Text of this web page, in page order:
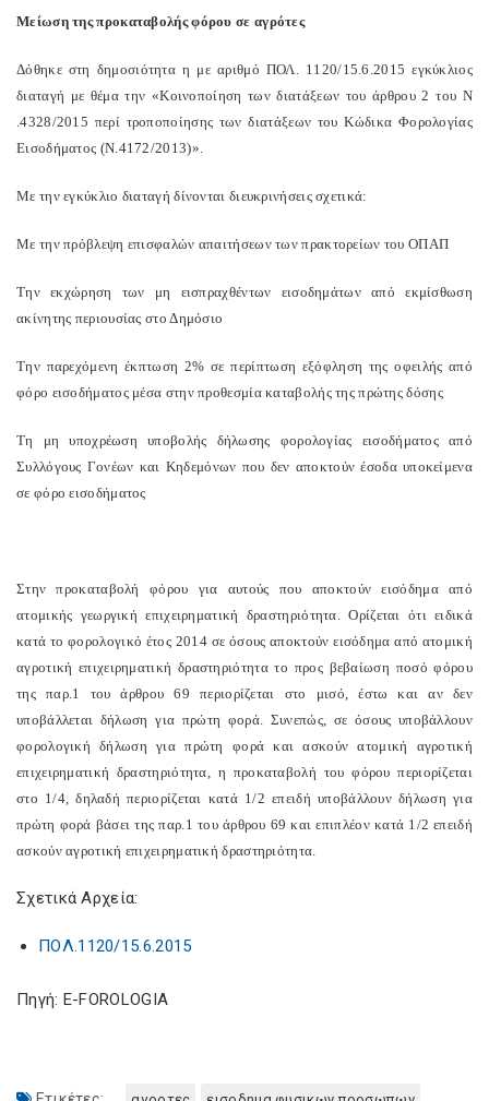
Μείωση της προκαταβολής φόρου σε αγρότες
Δόθηκε στη δημοσιότητα η με αριθμό ΠΟΛ. 1120/15.6.2015 εγκύκλιος
διαταγή με θέμα την «Κοινοποίηση των διατάξεων του άρθρου 2 του N
.4328/2015 περί τροποποίησης των διατάξεων του Κώδικα Φορολογίας
Εισοδήματος (N.4172/2013)».
Με την εγκύκλιο διαταγή δίνονται διευκρινήσεις σχετικά:
Με την πρόβλεψη επισφαλών απαιτήσεων των πρακτορείων του ΟΠΑΠ
Την εκχώρηση των μη εισπραχθέντων εισοδημάτων από εκμίσθωση
ακίνητης περιουσίας στο Δημόσιο
Την παρεχόμενη έκπτωση 2% σε περίπτωση εξόφληση της οφειλής από
φόρο εισοδήματος μέσα στην προθεσμία καταβολής της πρώτης δόσης
Τη μη υποχρέωση υποβολής δήλωσης φορολογίας εισοδήματος από
Συλλόγους Γονέων και Κηδεμόνων που δεν αποκτούν έσοδα υποκείμενα
σε φόρο εισοδήματος
Στην προκαταβολή φόρου για αυτούς που αποκτούν εισόδημα από
ατομικής γεωργική επιχειρηματική δραστηριότητα. Ορίζεται ότι ειδικά
κατά το φορολογικό έτος 2014 σε όσους αποκτούν εισόδημα από ατομική
αγροτική επιχειρηματική δραστηριότητα το προς βεβαίωση ποσό φόρου
της παρ.1 του άρθρου 69 περιορίζεται στο μισό, έστω και αν δεν
υποβάλλεται δήλωση για πρώτη φορά. Συνεπώς, σε όσους υποβάλλουν
φορολογική δήλωση για πρώτη φορά και ασκούν ατομική αγροτική
επιχειρηματική δραστηριότητα, η προκαταβολή του φόρου περιορίζεται
στο 1/4, δηλαδή περιορίζεται κατά 1/2 επειδή υποβάλλουν δήλωση για
πρώτη φορά βάσει της παρ.1 του άρθρου 69 και επιπλέον κατά 1/2 επειδή
ασκούν αγροτική επιχειρηματική δραστηριότητα.
Σχετικά Αρχεία:
ΠΟΛ.1120/15.6.2015
Πηγή: E-FOROLOGIA